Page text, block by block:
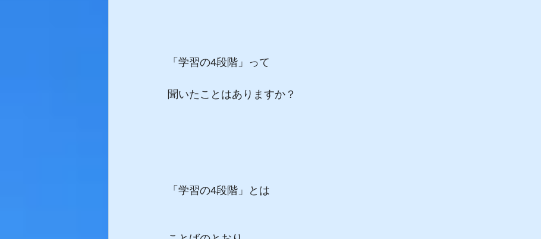
「学習の4段階」って
聞いたことはありますか？
「学習の4段階」とは